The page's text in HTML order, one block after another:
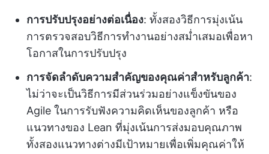
การปรับปรุงอย่างต่อเนื่อง: ทั้งสองวิธีการมุ่งเน้น
การตรวจสอบวิธีการทำงานอย่างสม่ำเสมอเพื่อหา
โอกาสในการปรับปรุง
การจัดลำดับความสำคัญของคุณค่าสำหรับลูกค้า:
ไม่ว่าจะเป็นวิธีการมีส่วนร่วมอย่างแข็งขันของ
Agile ในการรับฟังความคิดเห็นของลูกค้า หรือ
แนวทางของ Lean ที่มุ่งเน้นการส่งมอบคุณภาพ
ทั้งสองแนวทางต่างมีเป้าหมายเพื่อเพิ่มคุณค่าให้